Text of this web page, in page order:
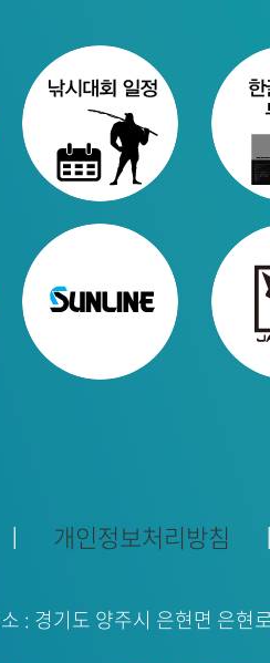
ㅣ 개인정보처리방침
: 경기도 양주시 은현면 은현